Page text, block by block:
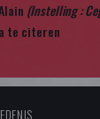
(Instelling :
te citeren